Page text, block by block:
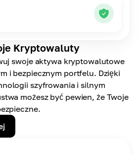
Kryptowaluty
swoje aktywa kryptowalutowe
i bezpiecznym portfelu. Dzięki
szyfrowania i silnym
możesz być pewien, że Twoje